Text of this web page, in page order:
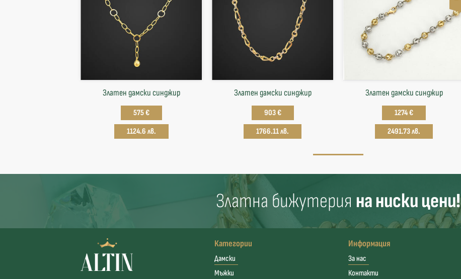
Златен дамски синджир
575 €
1124.6 лв.
Златен дамски синджир
903 €
1766.11 лв.
Златен дамски синджир
1274 €
2491.73 лв.
Златна бижутерия на ниски цени!
Категории
Дамски
Мъжки
Информация
За нас
Контакти